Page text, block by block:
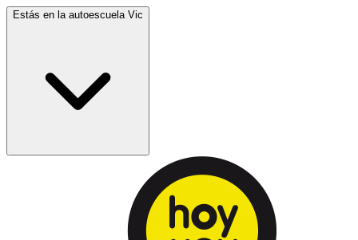
Estás en la autoescuela Vic